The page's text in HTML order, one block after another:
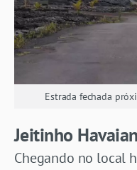
Estrada fechada
Jeitinho
Chegando no local